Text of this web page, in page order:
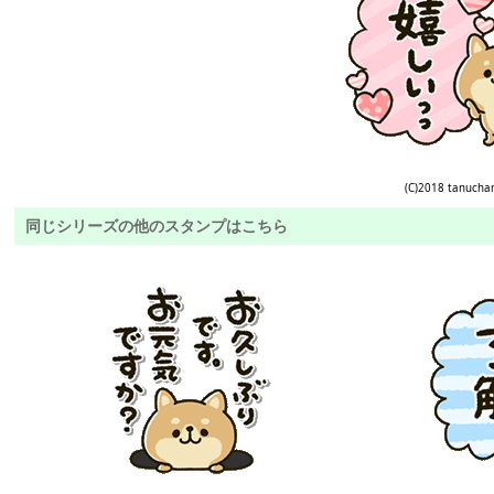
(C)2018
同じシリーズの他のスタンプはこちら